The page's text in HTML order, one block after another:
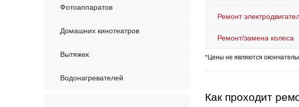
Фотоаппаратов
Домашних кинотеатров
Вытяжек
Водонагревателей
Ремонт
Ремонт/замена колеса
*Цены не являются
Как проходит